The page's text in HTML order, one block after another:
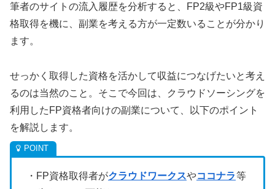
筆者のサイトの流入履歴を分析すると、FP2級やFP1級資
格取得を機に、副業を考える方が一定数いることが分かり
ます。
せっかく取得した資格を活かして収益につなげたいと考え
るのは当然のこと。そこで今回は、クラウドソーシングを
利用したFP資格者向けの副業について、以下のポイント
を解説します。
・FP資格取得者がクラウドワークスやココナラ等